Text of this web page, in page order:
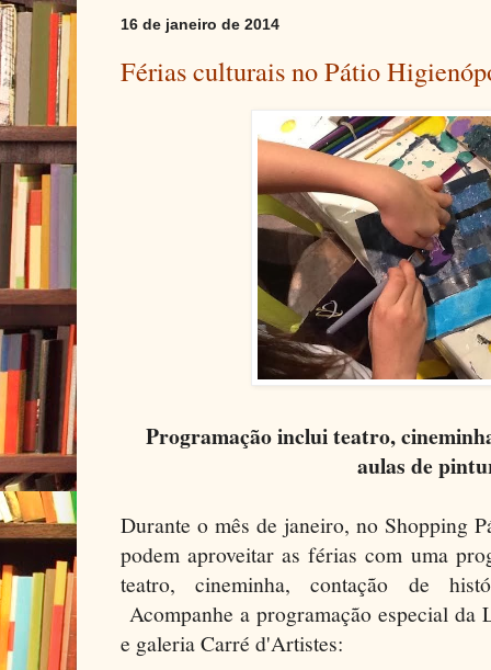
16 de janeiro de 2014
Férias culturais no Pátio
Programação inclui teatro,
aulas de
Durante o mês de janeiro, no Shopping
podem aproveitar as férias com uma
teatro, cineminha, contação de
Acompanhe a programação especial
e galeria Carré d'Artistes: